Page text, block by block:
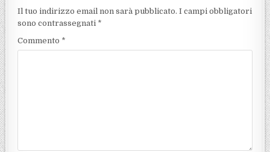
Il tuo indirizzo email non sarà pubblicato. I campi obbligatori
sono contrassegnati *
Commento *